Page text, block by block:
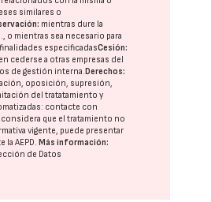
similares o
mientras dure la
o mientras sea necesario para
finalidades especificadasCesión:
cederse a otras empresas del
de gestión interna.Derechos:
oposición, supresión,
del tratatamiento y
contacte con
considera que el tratamiento no
vigente, puede presentar
laAEPD .Más información:
de Datos